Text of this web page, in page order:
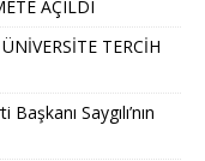
AÇILDI
TERCİH
Saygılı’nın